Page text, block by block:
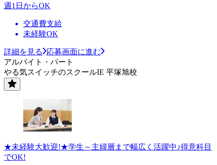
週1日からOK
交通費支給
未経験OK
詳細を見る
応募画面に進む
アルバイト・パート
やる気スイッチのスクールIE 平塚旭校
★未経験大歓迎!★学生～主婦層まで幅広く活躍中♪得意科目
でOK!